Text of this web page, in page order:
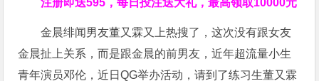
注册即送595，每日投注送大礼，最高领取10000元
金晨绯闻男友董又霖又上热搜了，这次没有跟女友
金晨扯上关系，而是跟金晨的前男友，近年超流量小生
青年演员邓伦，近日QG举办活动，请到了练习生董又霖